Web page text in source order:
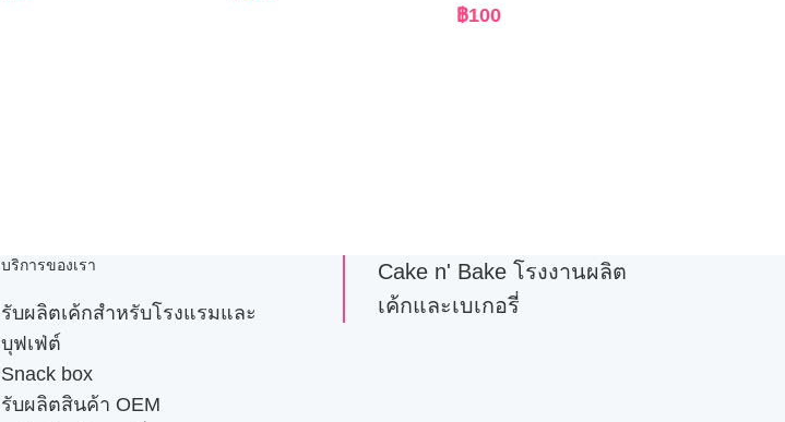
฿100
บริการของเรา
รับผลิตเค้กสำหรับโรงแรมและ
บุฟเฟ่ต์
Snack box
รับผลิตสินค้า OEM
Cake n' Bake โรงงานผลิต
เค้กและเบเกอรี่